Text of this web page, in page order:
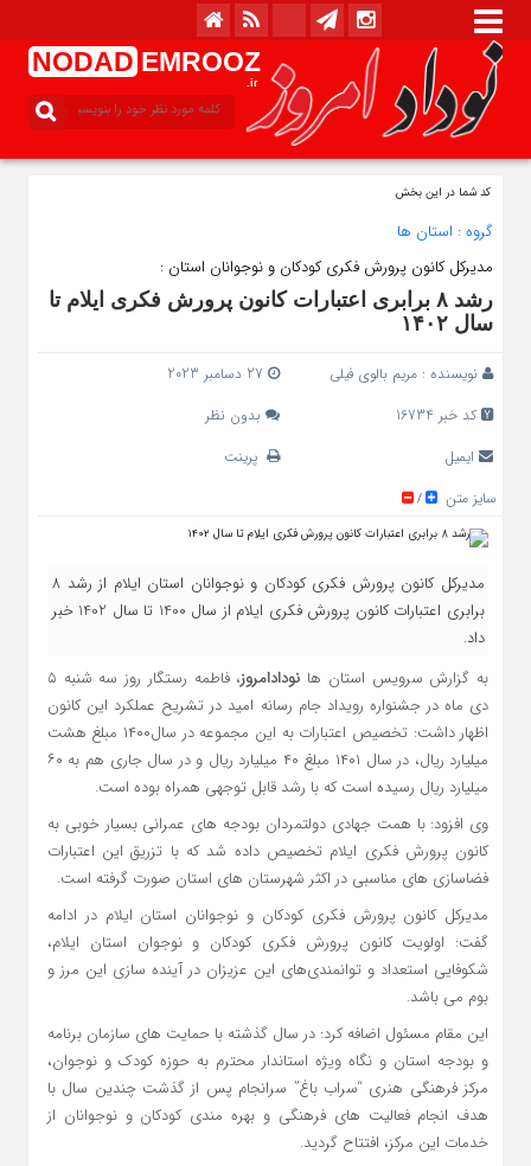
NODAD EMROOZ
.ir
کد شما در این بخش
گروه : استان ها
مدیرکل کانون پرورش فکری کودکان و نوجوانان استان :
رشد ۸ برابری اعتبارات کانون پرورش فکری ایلام تا
سال ۱۴۰۲
نویسنده : مریم بالوی فیلی
کد خبر 16734
بدون نظر
ایمیل
پرینت
سایز متن
/
مدیرکل کانون پرورش فکری کودکان و نوجوانان استان ایلام از رشد 8
برابری اعتبارات کانون پرورش فکری ایلام از سال 1400 تا سال 1402 خبر
داد.
به گزارش سرویس استان ها نودادامروز
، فاطمه رستگار روز سه شنبه ۵
دی ماه در جشنواره رویداد جام رسانه امید در تشریح عملکرد این کانون
اظهار داشت: تخصیص اعتبارات به این مجموعه در سال۱۴۰۰ مبلغ هشت
میلیارد ریال، در سال ۱۴۰۱ مبلغ ۴۰ میلیارد ریال و در سال جاری هم به ۶۰
میلیارد ریال رسیده است که با رشد قابل توجهی همراه بوده است.
وی افزود: با همت جهادی دولتمردان بودجه های عمرانی بسیار خوبی به
کانون پرورش فکری ایلام تخصیص داده شد که با تزریق این اعتبارات
فضاسازی های مناسبی در اکثر شهرستان های استان صورت گرفته است.
مدیرکل کانون پرورش فکری کودکان و نوجوانان استان ایلام در ادامه
گفت: اولویت کانون پرورش فکری کودکان و نوجوان استان ایلام،
شکوفایی استعداد و توانمندی‌های این عزیزان در آینده سازی این مرز و
بوم می باشد.
این مقام مسئول اضافه کرد: در سال گذشته با حمایت های سازمان برنامه
و بودجه استان و نگاه ویژه استاندار محترم به حوزه کودک و نوجوان،
مرکز فرهنگی هنری “سراب باغ” سرانجام پس از گذشت چندین سال با
هدف انجام فعالیت های فرهنگی و بهره مندی کودکان و نوجوانان از
خدمات این مرکز، افتتاح گردید.